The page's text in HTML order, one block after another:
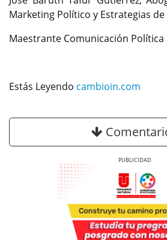
Marketing Político y Estrategias de
Maestrante Comunicación Política
Estás Leyendo cambioin.com